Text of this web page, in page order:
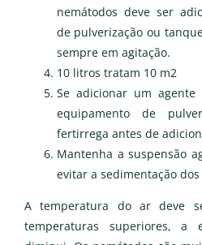
nemátodos deve ser
de pulverização ou
sempre em agitação.
10 litros tratam 10 m2
Se adicionar um agente
equipamento de
fertirrega antes de
Mantenha a suspensão
evitar a sedimentação
A temperatura do ar deve
temperaturas superiores, a